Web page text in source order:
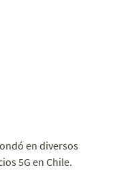
en diversos
5G en Chile.